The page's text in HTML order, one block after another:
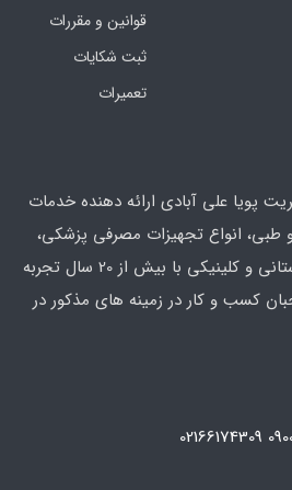
قوانین و مقررات
ثبت شکایات
تعمیرات
پویا علی آبادی ارائه دهنده خدمات
انواع تجهیزات مصرفی پزشکی،
کالای پزشکی خانگی، بیمارستانی و کلینیکی با بیش از 20 سال تجربه
کسب و کار در زمینه های مذکور در